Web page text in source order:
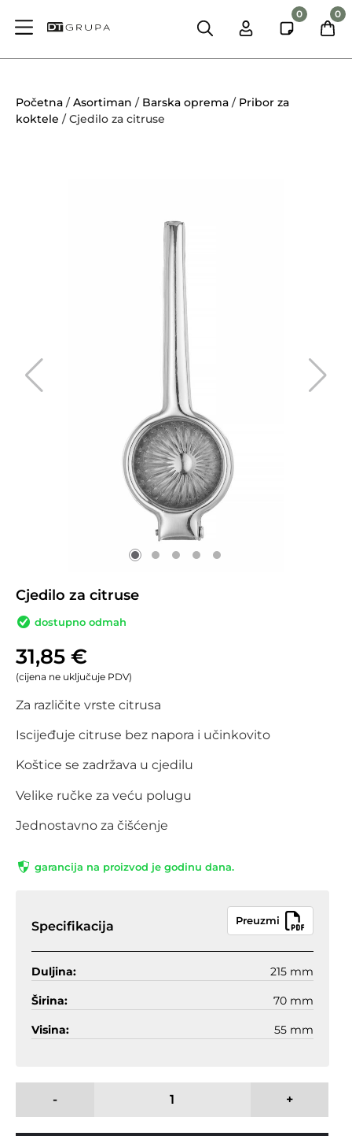
0 0
Početna /Asortiman / Barska oprema / Pribor za
koktele / Cjedilo za citruse
Cjedilo za citruse
dostupno odmah
31,85 €
(cijena ne uključuje PDV)
Za različite vrste citrusa
Iscijeđuje citruse bez napora i učinkovito
Koštice se zadržava u cjedilu
Velike ručke za veću polugu
Jednostavno za čišćenje
garancija na proizvod je godinu dana.
Specifikacija Preuzmi
Duljina: 215 mm
Širina: 70 mm
Visina: 55 mm
- +